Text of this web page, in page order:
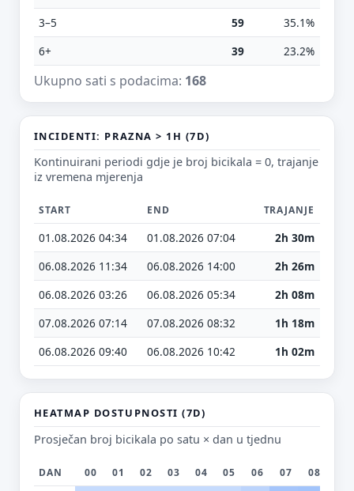
3–5
59
35.1%
6+
39 23.2%
Ukupno sati s podacima: 168
INCIDENTI: PRAZNA > 1H (7D)
Kontinuirani periodi gdje je broj bicikala = 0, trajanje
iz vremena mjerenja
START END TRAJANJE
01.08.2026 04:34 01.08.2026 07:04
2h 30m
06.08.2026 11:34
06.08.2026 14:00
2h 26m
06.08.2026 03:26
06.08.2026 05:34
2h 08m
07.08.2026 07:14
07.08.2026 08:32
1h 18m
06.08.2026 09:40
06.08.2026 10:42 1h 02m
HEATMAP DOSTUPNOSTI (7D)
Prosječan broj bicikala po satu × dan u tjednu
DAN 00 01 02 03 04 05 06 07 08
Tvoj prijedlog
E-mail (opcionalno)
Odustani Pošalji